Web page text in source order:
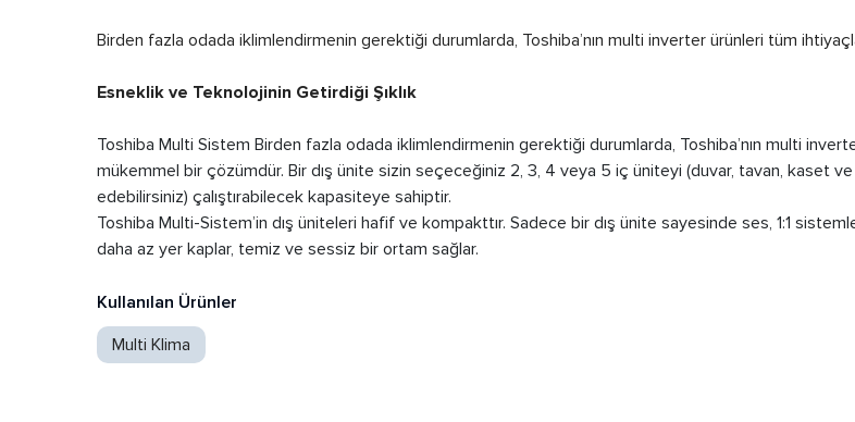
Birden fazla odada iklimlendirmenin gerektiği durumlarda, Toshiba’nın multi inverter ürünleri tüm
Esneklik ve Teknolojinin Getirdiği Şıklık
Toshiba Multi Sistem Birden fazla odada iklimlendirmenin gerektiği durumlarda, Toshiba’nın multi
mükemmel bir çözümdür. Bir dış ünite sizin seçeceğiniz 2, 3, 4 veya 5 iç üniteyi (duvar, tavan, kaset
edebilirsiniz) çalıştırabilecek kapasiteye sahiptir.
Toshiba Multi-Sistem’in dış üniteleri hafif ve kompakttır. Sadece bir dış ünite sayesinde ses, 1:1
daha az yer kaplar, temiz ve sessiz bir ortam sağlar.
Kullanılan Ürünler
Multi Klima